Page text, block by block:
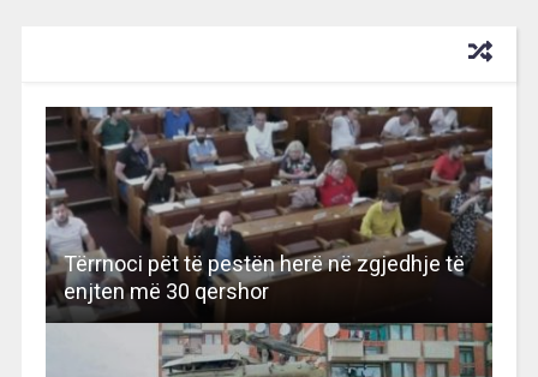
Tërrnoci pët të pestën herë në zgjedhje të
enjten më 30 qershor